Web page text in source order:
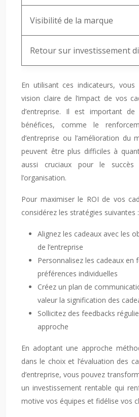
Visibilité de la marque
Retour sur investissement
En utilisant ces indicateurs,
vision claire de l’impact de vos
d’entreprise. Il est important
bénéfices, comme le
d’entreprise ou l’amélioration du
peuvent être plus difficiles à
aussi cruciaux pour le
l’organisation.
Pour maximiser le ROI de vos
considérez les stratégies suivantes :
Alignez les cadeaux avec les
de l’entreprise
Personnalisez les cadeaux en
préférences individuelles
Créez un plan de
valeur la signification des
Sollicitez des feedbacks
approche
En adoptant une approche
dans le choix et l’évaluation des
d’entreprise, vous pouvez
un investissement rentable qui
motive vos équipes et fidélise vos